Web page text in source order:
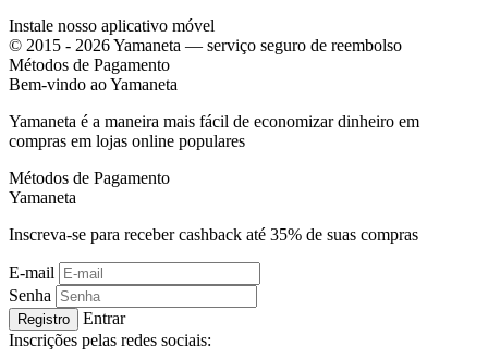
Instale nosso aplicativo móvel
© 2015 - 2026 Yamaneta — serviço seguro de reembolso
Métodos de Pagamento
Bem-vindo aoYamaneta
Yamaneta é a maneira mais fácil de economizar dinheiro em
compras em lojas online populares
Métodos de Pagamento
Yamaneta
Inscreva-se para receber cashback até 35% de suas compras
E-mail
Senha
Registro
Entrar
Inscrições pelas redes sociais: